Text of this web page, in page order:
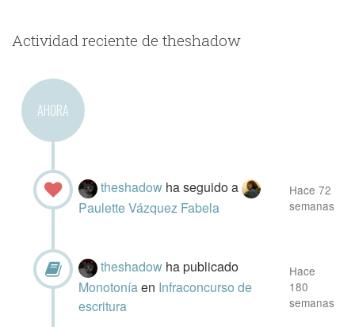
Actividad reciente de theshadow
AHORA
theshadow ha seguido a
Paulette Vázquez Fabela
Hace 72
semanas
theshadow ha publicado
Monotoníaen Infraconcurso de
escritura
Hace
180
semanas